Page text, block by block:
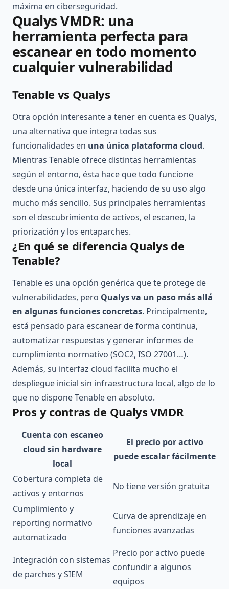
máxima en ciberseguridad.
Qualys VMDR: una
herramienta perfecta para
escanear en todo momento
cualquier vulnerabilidad
Tenable vs Qualys
Otra opción interesante a tener en cuenta es Qualys,
una alternativa que integra todas sus
funcionalidades en una única plataforma cloud.
Mientras Tenable ofrece distintas herramientas
según el entorno, ésta hace que todo funcione
desde una única interfaz, haciendo de su uso algo
mucho más sencillo. Sus principales herramientas
son el descubrimiento de activos, el escaneo, la
priorización y los entaparches.
¿En qué se diferencia Qualys de
Tenable?
Tenable es una opción genérica que te protege de
vulnerabilidades, pero Qualys va un paso más allá
en algunas funciones concretas. Principalmente,
está pensado para escanear de forma continua,
automatizar respuestas y generar informes de
cumplimiento normativo (SOC2, ISO 27001…).
Además, su interfaz cloud facilita mucho el
despliegue inicial sin infraestructura local, algo de lo
que no dispone Tenable en absoluto.
Pros y contras de Qualys VMDR
Cuenta con escaneo
cloud sin hardware
local
El precio por activo
puede escalar fácilmente
Cobertura completa de
activos y entornos
No tiene versión gratuita
Cumplimiento y
reporting normativo
automatizado
Curva de aprendizaje en
funciones avanzadas
Integración con sistemas
de parches y SIEM
Precio por activo puede
confundir a algunos
equipos